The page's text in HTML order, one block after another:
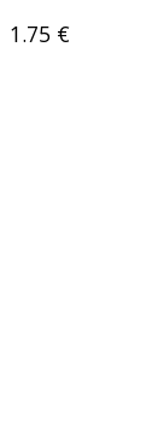
1.75 €